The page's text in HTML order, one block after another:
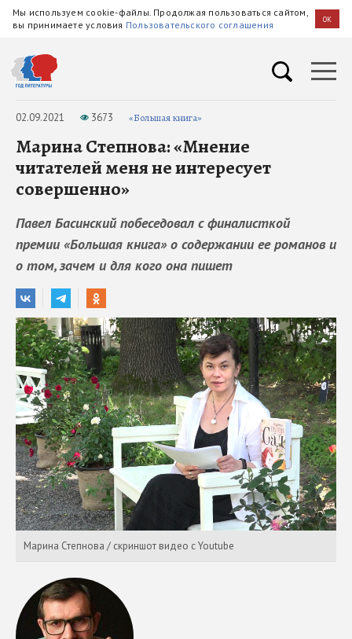
Мы используем cookie-файлы. Продолжая пользоваться сайтом,
вы принимаете условия Пользовательского соглашения OK
02.09.2021 3673 «Большая книга»
Марина Степнова: «Мнение
читателей меня не интересует
совершенно»
Павел Басинский побеседовал с финалисткой
премии «Большая книга» о содержании ее романов и
о том, зачем и для кого она пишет
Марина Степнова / скриншот видео c Youtube